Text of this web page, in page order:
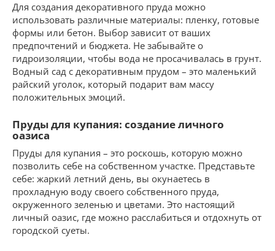
Для создания декоративного пруда можно
использовать различные материалы: пленку, готовые
формы или бетон. Выбор зависит от ваших
предпочтений и бюджета. Не забывайте о
гидроизоляции, чтобы вода не просачивалась в грунт.
Водный сад с декоративным прудом – это маленький
райский уголок, который подарит вам массу
положительных эмоций.
Пруды для купания: создание личного
оазиса
Пруды для купания – это роскошь, которую можно
позволить себе на собственном участке. Представьте
себе: жаркий летний день, вы окунаетесь в
прохладную воду своего собственного пруда,
окруженного зеленью и цветами. Это настоящий
личный оазис, где можно расслабиться и отдохнуть от
городской суеты.